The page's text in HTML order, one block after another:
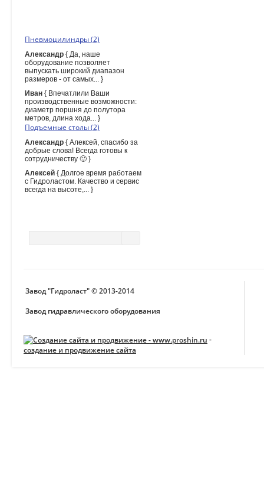
Пневмоцилиндры (2)
Александр { Да, наше
оборудование позволяет
выпускать широкий диапазон
размеров - от самых... }
Иван { Впечатлили Ваши
производственные возможности:
диаметр поршня до полутора
метров, длина хода... }
Подъемные столы (2)
Александр { Алексей, спасибо за
добрые слова! Всегда готовы к
сотрудничеству 🙂 }
Алексей { Долгое время работаем
с Гидроластом. Качество и сервис
всегда на высоте,... }
Завод "Гидроласт" © 2013-2014
Завод гидравлического оборудования
-
создание и продвижение сайта